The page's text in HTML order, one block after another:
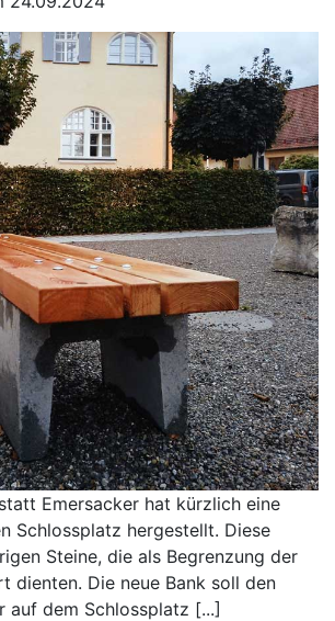
Emersacker hat kürzlich eine
Schlossplatz hergestellt. Diese
Steine, die als Begrenzung der
dienten. Die neue Bank soll den
auf dem Schlossplatz [...]